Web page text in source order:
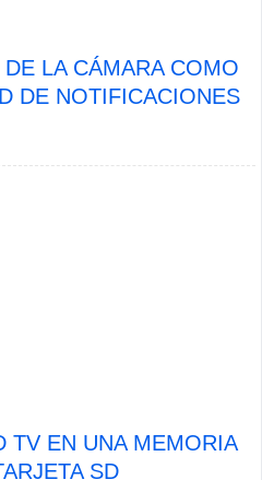
LA CÁMARA COMO
DE NOTIFICACIONES
TV EN UNA MEMORIA
SD